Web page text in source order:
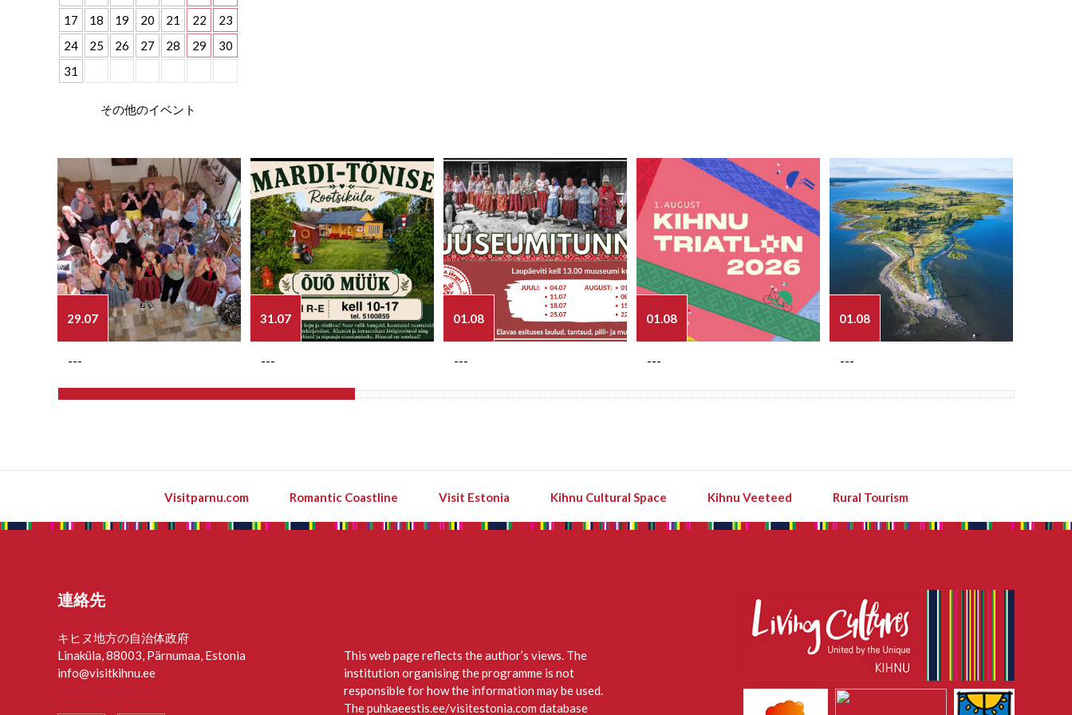
17
18 19 20 21 22
23
24
25 26 27 28 29
30
31
その他のイベント
29.07
---
31.07
---
01.08
---
01.08
---
01.08
---
Visitparnu.com Romantic Coastline Visit Estonia Kihnu Cultural Space Kihnu Veeteed Rural Tourism
連絡先
キヒヌ地方の自治体政府
Linaküla, 88003, Pärnumaa, Estonia
info@visitkihnu.ee
This web page reflects the author’s views. The
institution organising the programme is not
responsible for how the information may be used.
The puhkaeestis.ee/visitestonia.com database